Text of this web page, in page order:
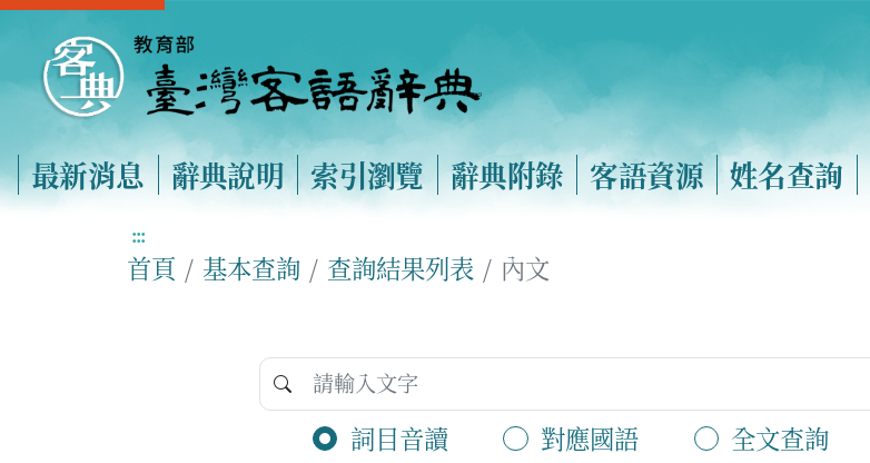
最新消息 辭典說明 索引瀏覽 辭典附錄 客語資源 姓名查詢
:::
首頁 基本查詢 查詢結果列表 內文
詞目音讀 對應國語 全文查詢